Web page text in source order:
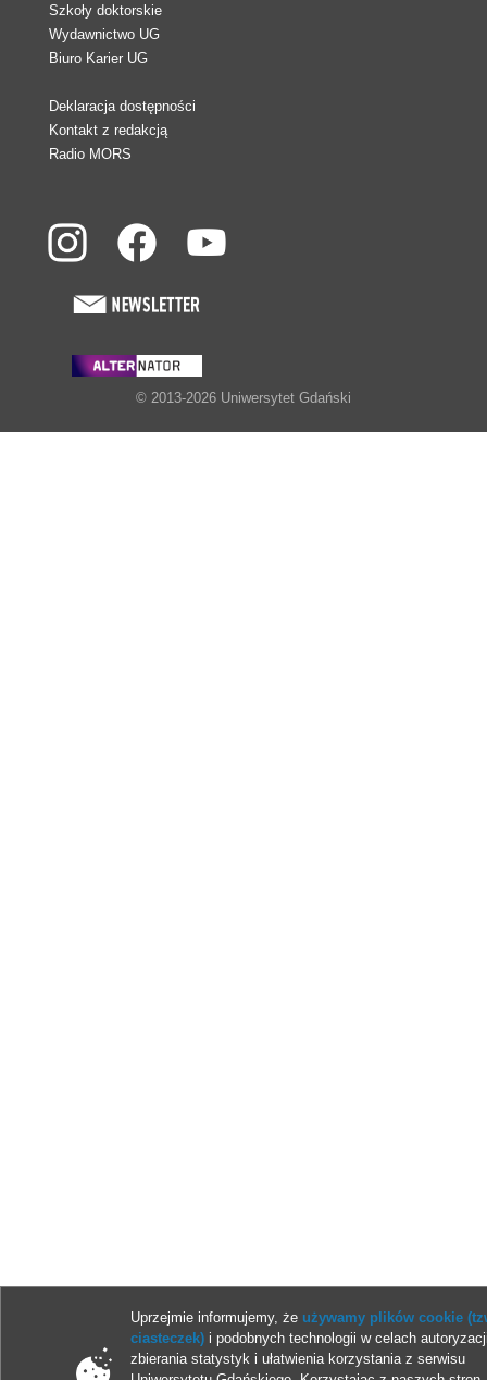
Szkoły doktorskie
Wydawnictwo UG
Biuro Karier UG
Deklaracja dostępności
Kontakt z redakcją
Radio MORS
© 2013-2026 Uniwersytet Gdański
Uprzejmie informujemy, że używamy plików cookie
ciasteczek) i podobnych technologii w celach
zbierania statystyk i ułatwienia korzystania z serwisu